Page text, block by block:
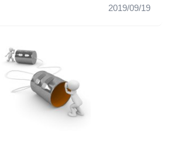
2019/09/19